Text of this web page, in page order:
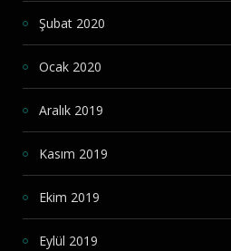
Şubat 2020
Ocak 2020
Aralık 2019
Kasım 2019
Ekim 2019
Eylül 2019